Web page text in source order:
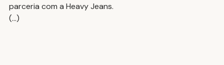
parceria com a Heavy Jeans.
(...)